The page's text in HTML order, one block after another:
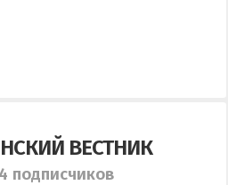
ВЕСТНИК
подписчиков